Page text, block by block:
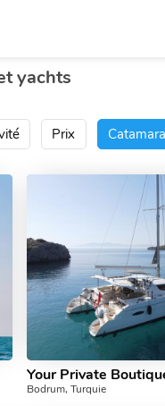
yachts
Prix
Your Private
Bodrum, Turquie